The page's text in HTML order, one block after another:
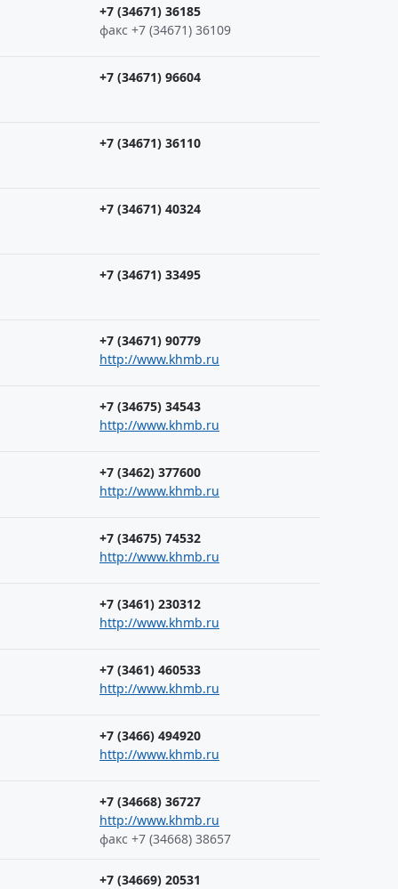
+7 (34671) 36185
факс +7 (34671) 36109
+7 (34671) 96604
+7 (34671) 36110
+7 (34671) 40324
+7 (34671) 33495
+7 (34671) 90779
http://www.khmb.ru
+7 (34675) 34543
http://www.khmb.ru
+7 (3462) 377600
http://www.khmb.ru
+7 (34675) 74532
http://www.khmb.ru
+7 (3461) 230312
http://www.khmb.ru
+7 (3461) 460533
http://www.khmb.ru
+7 (3466) 494920
http://www.khmb.ru
+7 (34668) 36727
http://www.khmb.ru
факс +7 (34668) 38657
+7 (34669) 20531